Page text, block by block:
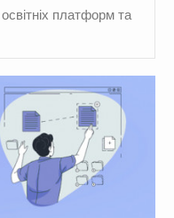
платформ та